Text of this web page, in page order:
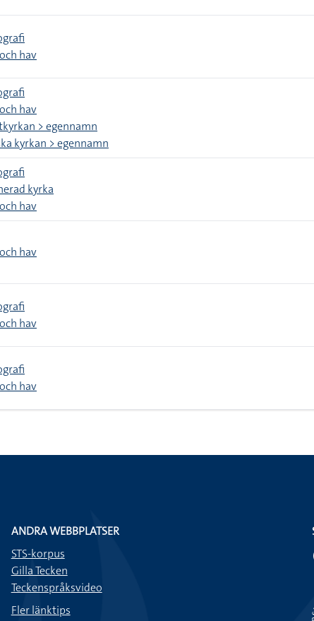
hav
hav
> egennamn
kyrkan > egennamn
kyrka
hav
hav
hav
hav
ANDRA WEBBPLATSER
STS-korpus
Gilla Tecken
Teckenspråksvideo
Fler länktips